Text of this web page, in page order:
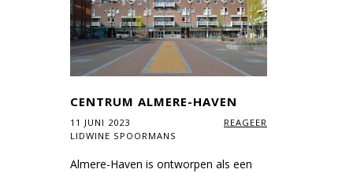
CENTRUM ALMERE-HAVEN
11 JUNI 2023
REAGEER
LIDWINE SPOORMANS
Almere-Haven is ontworpen als een